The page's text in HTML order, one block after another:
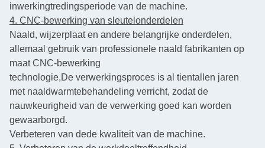
inwerkingtredingsperiode van de machine.
4. CNC-bewerking van sleutelonderdelen
Naald, wijzerplaat en andere belangrijke onderdelen,
allemaal gebruik van professionele naald fabrikanten op
maat CNC-bewerking
technologie,De verwerkingsproces is al tientallen jaren
met naaldwarmtebehandeling verricht, zodat de
nauwkeurigheid van de verwerking goed kan worden
gewaarborgd.
Verbeteren van dede kwaliteit van de machine.